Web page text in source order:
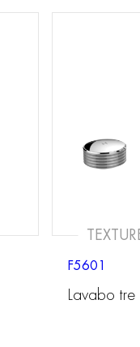
F5601
Lavabo tre